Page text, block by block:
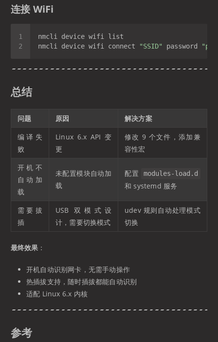
连接 WiFi
nmcli device wifi connect
"SSID" password
总结
问题 原因
解决方案
编译失
败
Linux 6.x API 变
更
修改 9 个文件，添加兼
容性宏
开机不
自动加
载
未配置模块自动加
载
配置 modules-load.d
和 systemd 服务
需要拔
插
USB 双模式设
计，需要切换模式
udev 规则自动处理模式
切换
最终效果 ：
开机自动识别网卡，无需手动操作
热插拔支持，随时插拔都能自动识别
适配 Linux 6.x 内核
参考